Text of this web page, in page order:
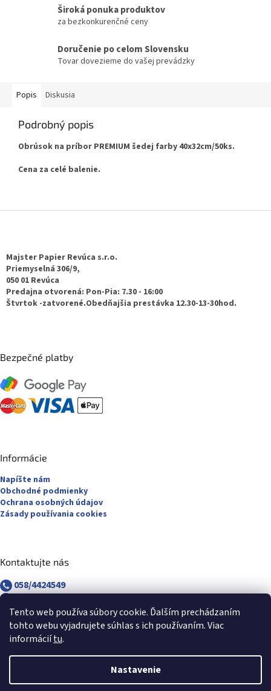
Tento web používa súbory cookie. Ďalším prechádzaním
tohto webu vyjadrujete súhlas s ich používaním. Viac
informáciítu.
Nastavenie
Široká ponuka produktov
za bezkonkurenčné ceny
Doručenie po celom Slovensku
Tovar dovezieme do vašej prevádzky
Popis Diskusia
Podrobný popis
Obrúsok na príbor PREMIUM šedej farby 40x32cm/50ks.
Cena za celé balenie.
Majster Papier Revúca s.r.o.
Priemyselná 306/9,
050 01 Revúca
Predajna otvorená: Pon-Pia: 7.30 - 16:00
Štvrtok -zatvorené.Obedňajšia prestávka 12.30-13-30hod.
Bezpečné platby
Informácie
Napíšte nám
Obchodné podmienky
Ochrana osobných údajov
Zásady používania cookies
Kontaktujte nás
058/4424549
revuca@majsterpapier.sk
Vytvoril Shoptet